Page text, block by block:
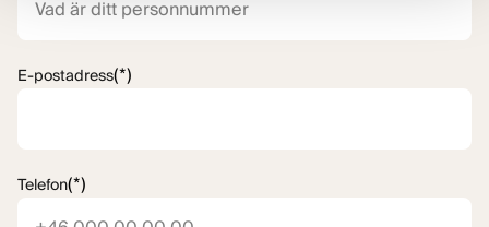
E-postadress(*)
Telefon(*)